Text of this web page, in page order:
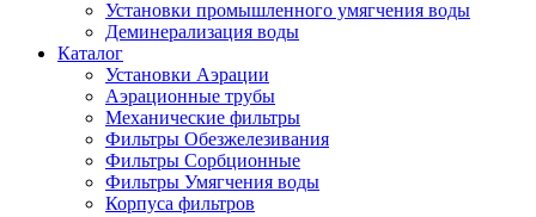
Установки промышленного умягчения воды
Деминерализация воды
Каталог
Установки Аэрации
Аэрационные трубы
Механические фильтры
Фильтры Обезжелезивания
Фильтры Сорбционные
Фильтры Умягчения воды
Корпуса фильтров